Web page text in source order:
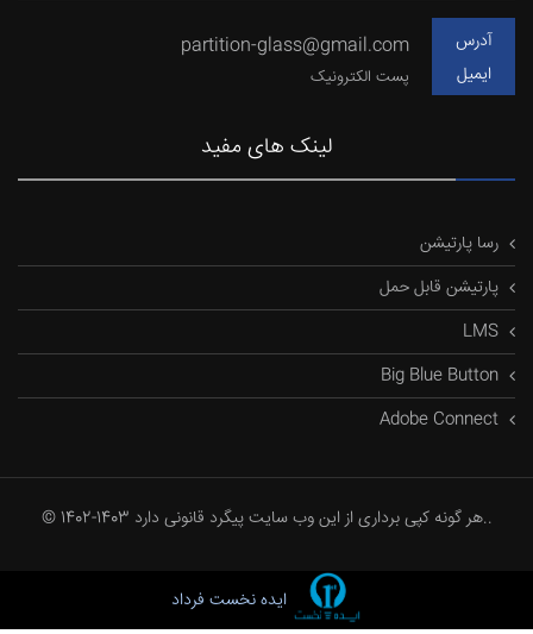
آدرس
ایمیل
پست الکترونیک
لینک های مفید
رسا پارتیشن
پارتیشن قابل حمل
LMS
Big Blue Button
Adobe Connect
© 1402-1403 هر گونه کپی برداری از این وب سایت پیگرد قانونی دارد..
ایده نخست فرداد